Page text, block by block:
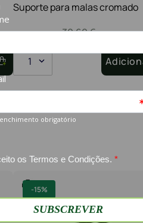
Suporte para malas cromado
30,60€
26,01€
1
-15%